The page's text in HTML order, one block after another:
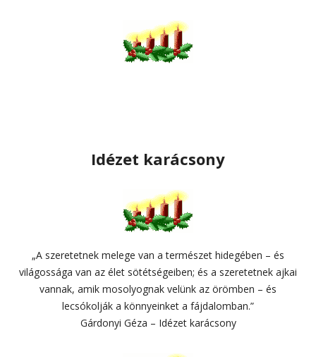
Idézet karácsony
„A szeretetnek melege van a természet hidegében – és
világossága van az élet sötétségeiben; és a szeretetnek ajkai
vannak, amik mosolyognak velünk az örömben – és
lecsókolják a könnyeinket a fájdalomban.”
Gárdonyi Géza – Idézet karácsony